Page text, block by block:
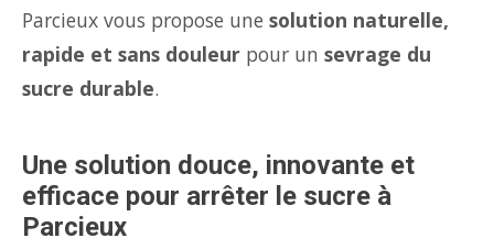
Parcieux vous propose une solution naturelle,
rapide et sans douleur pour un sevrage du
sucre durable.
Une solution douce, innovante et
efficace pour arrêter le sucre à
Parcieux